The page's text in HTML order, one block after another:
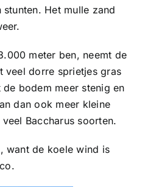
Het mulle zand
meter ben, neemt de
veel dorre sprietjes gras
bodem meer stenig en
dan ook meer kleine
Baccharus soorten.
want de koele wind is